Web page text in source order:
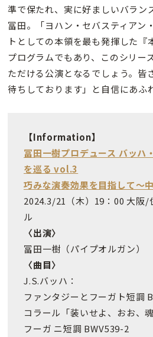
準で保たれ、実に好ましいバラン
冨田。「ヨハン・セバスティアン
トとしての本領を最も発揮した『
プログラムでもあり、このシリー
ただける公演となるでしょう。皆
待ちしております」と自信にあふ
【Information】
冨田一樹プロデュース バッハ
を巡る vol.3
巧みな演奏効果を目指して～
2024.3/21（木）19：00 大阪/
ル
〈出演〉
冨田一樹（パイプオルガン）
〈曲目〉
J.S.バッハ：
ファンタジーとフーガト短調
コラール「装いせよ、おお、
フーガ ニ短調 BWV539-2